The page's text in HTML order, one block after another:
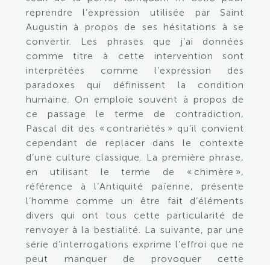
reprendre l’expression utilisée par Saint
Augustin à propos de ses hésitations à se
convertir. Les phrases que j’ai données
comme titre à cette intervention sont
interprétées comme l’expression des
paradoxes qui définissent la condition
humaine. On emploie souvent à propos de
ce passage le terme de contradiction,
Pascal dit des « contrariétés » qu’il convient
cependant de replacer dans le contexte
d’une culture classique. La première phrase,
en utilisant le terme de « chimère »,
référence à l’Antiquité païenne, présente
l’homme comme un être fait d’éléments
divers qui ont tous cette particularité de
renvoyer à la bestialité. La suivante, par une
série d’interrogations exprime l’effroi que ne
peut manquer de provoquer cette